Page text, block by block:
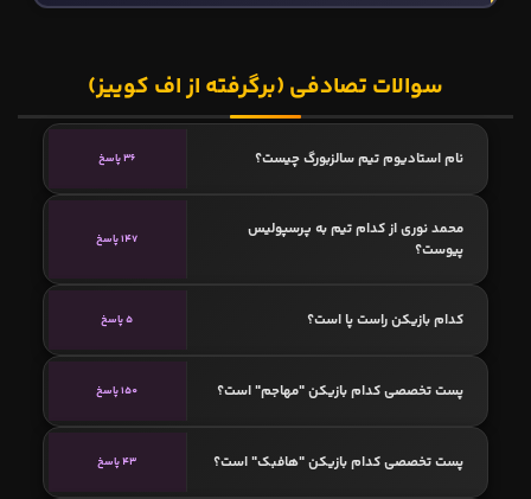
سوالات تصادفی (برگرفته از اف کوییز)
نام استادیوم تیم سالزبورگ چیست؟ 36 پاسخ
محمد نوری از کدام تیم به پرسپولیس
پیوست؟
147 پاسخ
کدام بازیکن راست پا است؟ 5 پاسخ
پست تخصصی کدام بازیکن "مهاجم" است؟ 150 پاسخ
پست تخصصی کدام بازیکن "هافبک" است؟ 43 پاسخ